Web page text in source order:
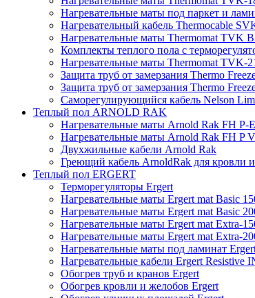
Нагревательные маты под паркет и
Нагревательный кабель Thermocable
Нагревательные маты Thermomat TVK
Комплекты теплого пола с
Нагревательные маты Thermomat TVK-
Защита труб от замерзания Thermo
Защита труб от замерзания Thermo
Саморегулирующийся кабель Nelson
Теплый пол ARNOLD RAK
Нагревательные маты Arnold Rak FH P-
Нагревательные маты Arnold Rak FH P
Двухжильные кабели Arnold Rak
Греющий кабель ArnoldRak для кровли
Теплый пол ERGERT
Терморегуляторы Ergert
Нагревательные маты Ergert mat Basic
Нагревательные маты Ergert mat Basic
Нагревательные маты Ergert mat Extra-
Нагревательные маты Ergert mat Extra-
Нагревательные маты под ламинат
Нагревательные кабели Ergert Resistive
Обогрев труб и кранов Ergert
Обогрев кровли и желобов Ergert